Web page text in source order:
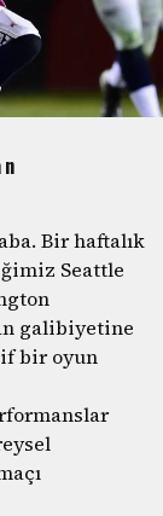
Bir haftalık
Seattle
galibiyetine
bir oyun